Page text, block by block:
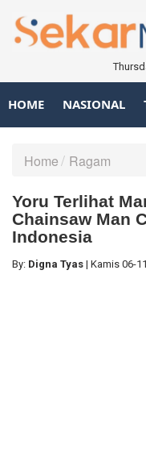
HOME NASIONAL
Home Ragam
Yoru Terlihat
Chainsaw Man
Indonesia
By: Digna Tyas | Kamis 06-